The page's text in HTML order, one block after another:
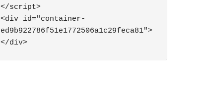
</script>
<div id="container-
ed9b922786f51e1772506a1c29feca81">
</div>